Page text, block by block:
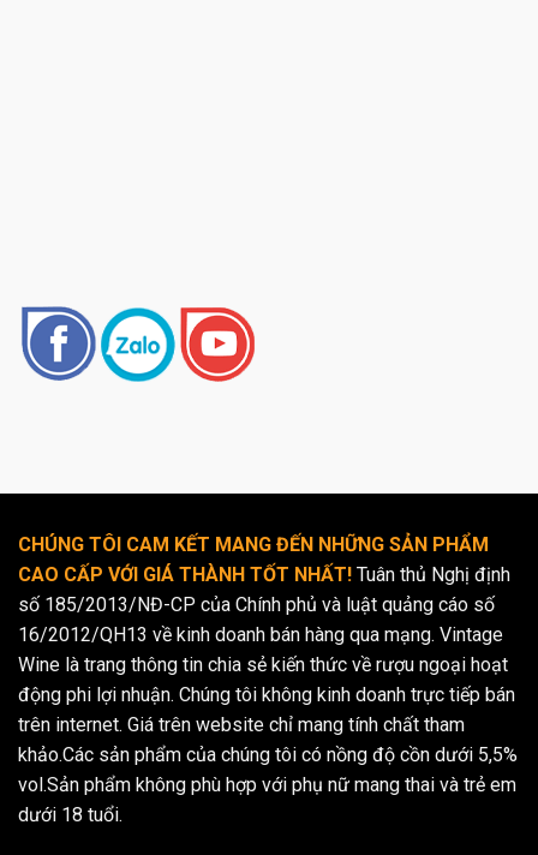
CHÚNG TÔI CAM KẾT MANG ĐẾN NHỮNG SẢN PHẨM
CAO CẤP VỚI GIÁ THÀNH TỐT NHẤT! Tuân thủ Nghị định
số 185/2013/NĐ-CP của Chính phủ và luật quảng cáo số
16/2012/QH13 về kinh doanh bán hàng qua mạng. Vintage
Wine là trang thông tin chia sẻ kiến thức về rượu ngoại hoạt
động phi lợi nhuận. Chúng tôi không kinh doanh trực tiếp bán
trên internet. Giá trên website chỉ mang tính chất tham
khảo.Các sản phẩm của chúng tôi có nồng độ cồn dưới 5,5%
vol.Sản phẩm không phù hợp với phụ nữ mang thai và trẻ em
dưới 18 tuổi.